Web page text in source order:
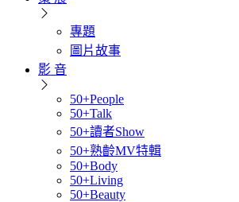
專題
圖片故事
影 音
50+People
50+Talk
50+讀者Show
50+熟齡MV特輯
50+Body
50+Living
50+Beauty